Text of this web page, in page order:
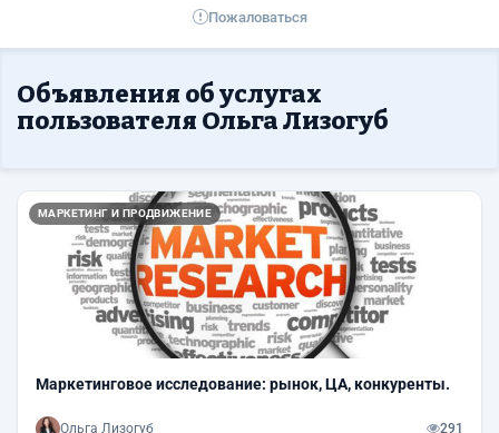
Пожаловаться
Объявления об услугах
пользователя Ольга Лизогуб
МАРКЕТИНГ И ПРОДВИЖЕНИЕ
Маркетинговое исследование: рынок, ЦА, конкуренты.
Ольга Лизогуб 291